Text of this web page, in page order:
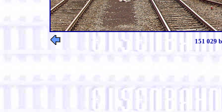
151 029